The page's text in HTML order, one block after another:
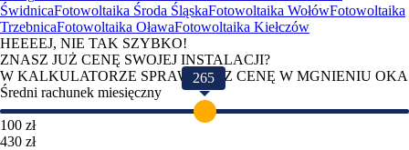
ŚwidnicaFotowoltaika Środa ŚląskaFotowoltaika WołówFotowoltaika
TrzebnicaFotowoltaika OławaFotowoltaika Kiełczów
HEEEEJ, NIE TAK SZYBKO!
ZNASZ JUŻ CENĘ SWOJEJ INSTALACJI?
W KALKULATORZE SPRAWDZISZ CENĘ W MGNIENIU OKA
Średni rachunek miesięczny
265
100 zł
430 zł